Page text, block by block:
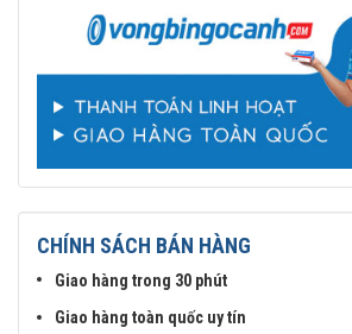
CHÍNH SÁCH BÁN HÀNG
Giao hàng trong 30 phút
Giao hàng toàn quốc uy tín